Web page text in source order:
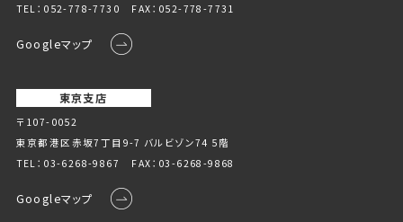
TEL： 052-778-7730 FAX：052-778-7731
Googleマップ
東京支店
〒107-0052
東京都港区赤坂7丁目9-7 バルビゾン74 5階
TEL： 03-6268-9867 FAX：03-6268-9868
Googleマップ